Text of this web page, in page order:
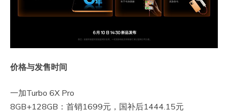
​价格与发售时间
一加Turbo 6X Pro
8GB+128GB：首销1699元，国补后1444.15元